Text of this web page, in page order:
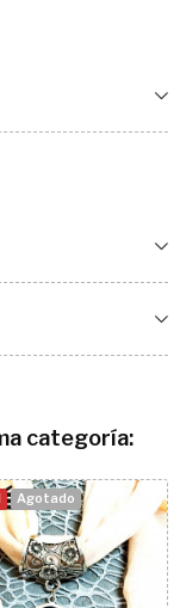
categoría:
Agotado